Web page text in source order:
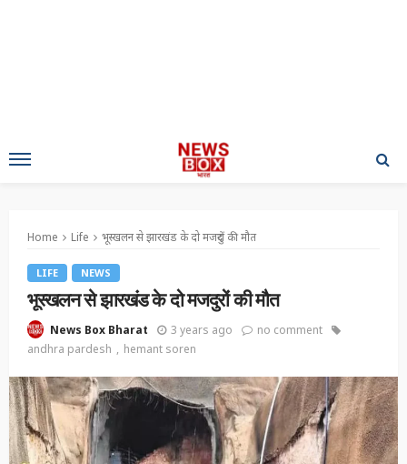
Home Life भूस्खलन से झारखंड के दो मजदुरों की मौत
LIFE NEWS
भूस्खलन से झारखंड के दो मजदुरों की मौत
News Box Bharat 3 years ago
no comment
andhra pardesh
hemant soren